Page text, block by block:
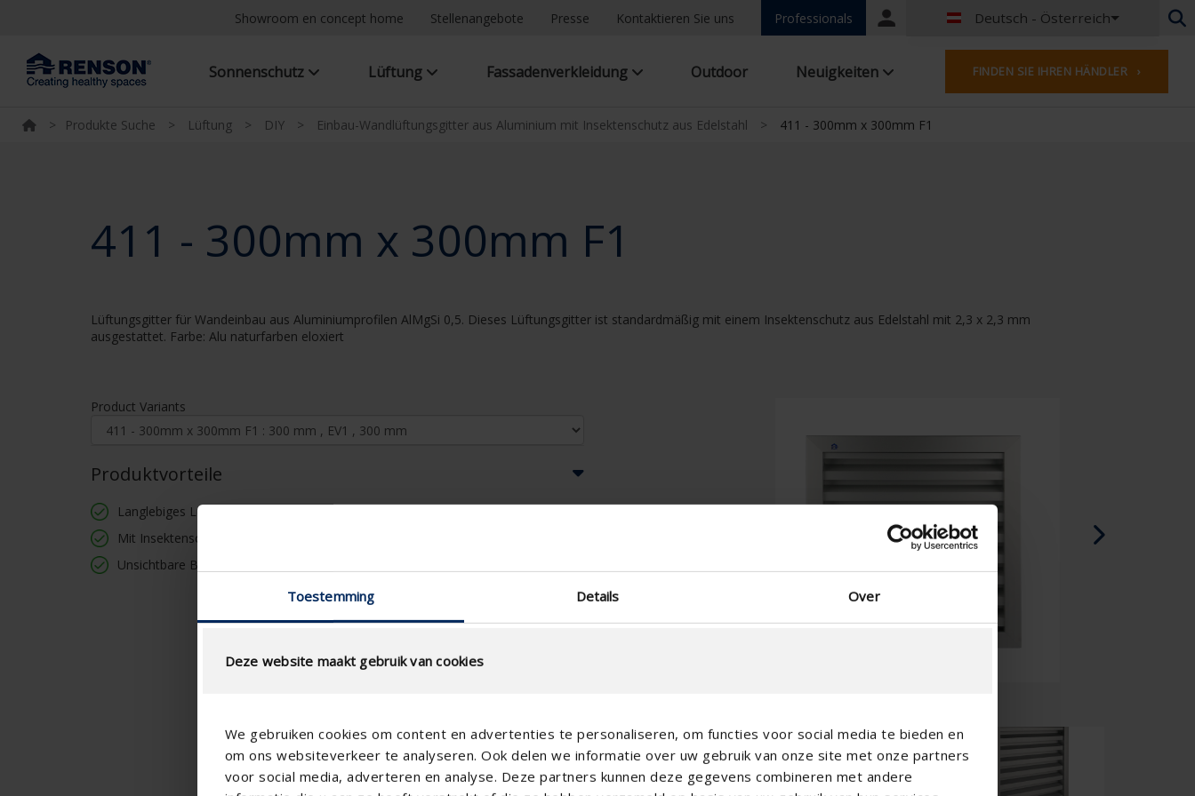
Toestemming Details Over
Deze website maakt gebruik van cookies
We gebruiken cookies om content en advertenties te personaliseren, om functies voor social media te bieden en
om ons websiteverkeer te analyseren. Ook delen we informatie over uw gebruik van onze site met onze partners
voor social media, adverteren en analyse. Deze partners kunnen deze gegevens combineren met andere
Showroom en concept home Stellenangebote Presse Kontaktieren Sie uns Professionals
Portal
Deutsch - Österreich
Niederländisch - Belgien
Französisch - Belgien
Niederländisch - Niederlande
Nahen Osten
Sonnenschutz Lüftung Fassadenverkleidung Outdoor Neuigkeiten FINDEN SIE IHREN HÄNDLER ›
> Produkte Suche > Lüftung > DIY > Einbau-Wandlüftungsgitter aus Aluminium mit Insektenschutz aus Edelstahl > 411 - 300mm x 300mm F1
411 - 300mm x 300mm F1
Lüftungsgitter für Wandeinbau aus Aluminiumprofilen AlMgSi 0,5. Dieses Lüftungsgitter ist standardmäßig mit einem Insektenschutz aus Edelstahl mit 2,3 x 2,3 mm
ausgestattet. Farbe: Alu naturfarben eloxiert
Product Variants
Produktvorteile
Langlebiges Lüftungsgitter aus Aluminium
Mit Insektenschutz aus Edelstahl 304 2,3 mm x 2,3 mm
Unsichtbare Befestigung